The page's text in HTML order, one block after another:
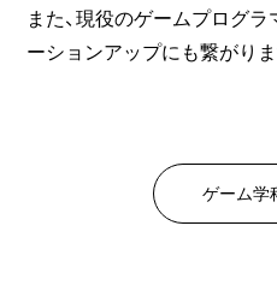
また、現役のゲームプログ
ーションアップにも繋がりま
ゲーム学